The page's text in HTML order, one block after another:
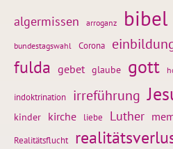
algermissen arroganz bibel
bundestagswahl Corona
fulda gebet glaube gott
indoktrination irreführung
kinder kirche liebe Luther
Realitätsflucht